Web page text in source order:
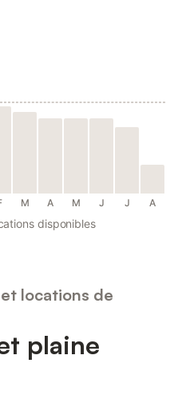
M A M J J A
disponibles
locations de
plaine